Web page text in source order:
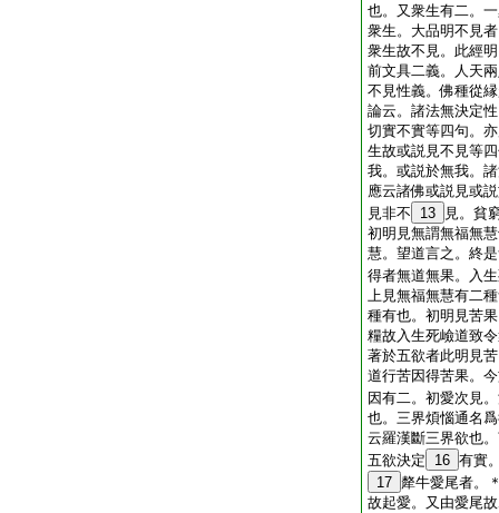
也。又衆生有二。
衆生。大品明不見
衆生故不見。此經
前文具二義。人天
不見性義。佛種從
論云。諸法無決定
切實不實等四句。
生故或説見不見等
我。或説於無我。
應云諸佛或説見或
見非不
13
見。貧
初明見無謂無福無
慧。望道言之。終
得者無道無果。入
上見無福無慧有二
種有也。初明見苦
糧故入生死嶮道致
著於五欲者此明見
道行苦因得苦果。
因有二。初愛次見
也。三界煩惱通名
云羅漢斷三界欲也
五欲決定
16 有實
17 犛牛愛尾者。
故起愛。又由愛尾